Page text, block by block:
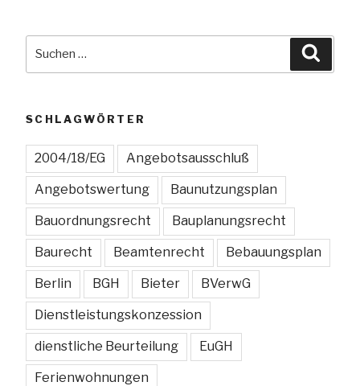
verlangt
werden?“
nach:
SCHLAGWÖRTER
2004/18/EG Angebotsausschluß
Angebotswertung Baunutzungsplan
Bauordnungsrecht Bauplanungsrecht
Baurecht Beamtenrecht Bebauungsplan
Berlin BGH Bieter BVerwG
Dienstleistungskonzession
dienstliche Beurteilung EuGH
Ferienwohnungen